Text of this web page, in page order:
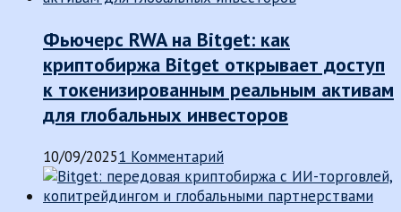
Фьючерс RWA на Bitget: как
криптобиржа Bitget открывает доступ
к токенизированным реальным активам
для глобальных инвесторов
10/09/20251 Комментарий